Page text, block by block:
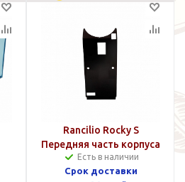
Rancilio Rocky S
Передняя часть корпуса
Есть в наличии
Срок доставки